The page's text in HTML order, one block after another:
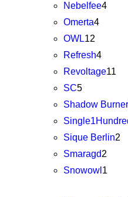
Nebelfee4
Omerta4
OWL12
Refresh4
Revoltage11
SC5
Shadow Burner
Sique Berlin2
Smaragd2
Snowowl 1